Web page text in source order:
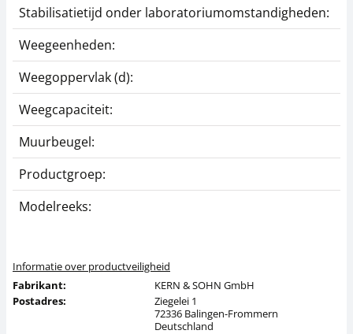
Stabilisatietijd onder laboratoriumomstandigheden:
Weegeenheden:
Weegoppervlak (d):
Weegcapaciteit:
Muurbeugel:
Productgroep:
Modelreeks:
Informatie over productveiligheid
Fabrikant:
KERN & SOHN GmbH
Postadres:
Ziegelei 1
72336 Balingen-Frommern
Deutschland